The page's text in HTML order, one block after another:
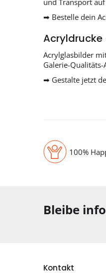
und Transport
➡ Bestelle dein
Acryldrucke
Acrylglasbilder
Galerie-
➡ Gestalte jetzt
100%
Bleibe
Kontakt